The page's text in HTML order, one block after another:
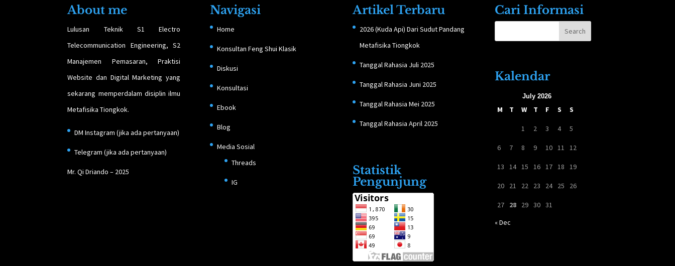
About me
Lulusan Teknik S1 Electro
Telecommunication Engineering, S2
Manajemen Pemasaran, Praktisi
Website dan Digital Marketing yang
sekarang memperdalam disiplin ilmu
Metafisika Tiongkok.
DM Instagram (jika ada pertanyaan)
Telegram (jika ada pertanyaan)
Mr. Qi Driando – 2025
Navigasi
Home
Konsultan Feng Shui Klasik
Diskusi
Konsultasi
Ebook
Blog
Media Sosial
Threads
IG
Artikel Terbaru
2026 (Kuda Api) Dari Sudut Pandang
Metafisika Tiongkok
Tanggal Rahasia Juli 2025
Tanggal Rahasia Juni 2025
Tanggal Rahasia Mei 2025
Tanggal Rahasia April 2025
Statistik
Pengunjung
Cari Informasi
Kalendar
July 2026
M T W T F S S
1 2 3 4 5
6 7 8 9 10 11 12
13 14 15 16 17 18 19
20 21 22 23 24 25 26
27 28 29 30 31
« Dec